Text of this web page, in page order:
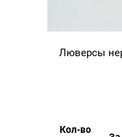
Люверсы
Кол-во